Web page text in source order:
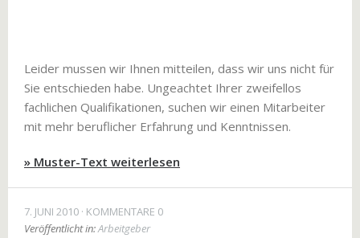
Leider mussen wir Ihnen mitteilen, dass wir uns nicht für
Sie entschieden habe. Ungeachtet Ihrer zweifellos
fachlichen Qualifikationen, suchen wir einen Mitarbeiter
mit mehr beruflicher Erfahrung und Kenntnissen.
» Muster-Text weiterlesen
7. JUNI 2010 KOMMENTARE 0
Veröffentlicht in:Arbeitgeber